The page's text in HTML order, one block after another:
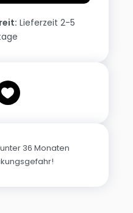
Lieferzeit 2-5
36 Monaten